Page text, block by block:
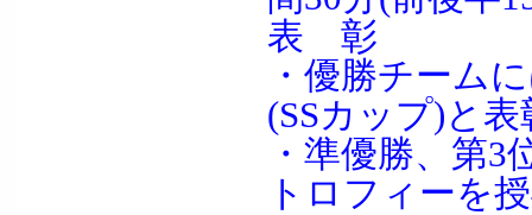
表 彰
・優勝チーム
(SSカップ)と
・準優勝、第
トロフィーを